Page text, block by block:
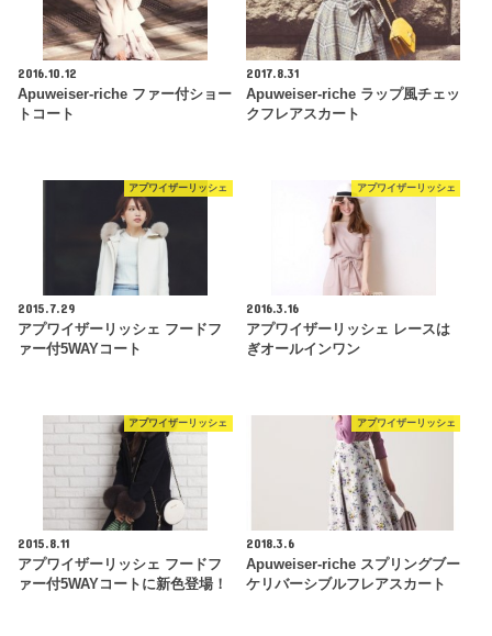
2016.10.12
Apuweiser-riche ファー付ショー
トコート
2017.8.31
Apuweiser-riche ラップ風チェッ
クフレアスカート
アプワイザーリッシェ
2015.7.29
アプワイザーリッシェ フードフ
ァー付5WAYコート
アプワイザーリッシェ
2016.3.16
アプワイザーリッシェ レースは
ぎオールインワン
アプワイザーリッシェ
2015.8.11
アプワイザーリッシェ フードフ
ァー付5WAYコートに新色登場！
アプワイザーリッシェ
2018.3.6
Apuweiser-riche スプリングブー
ケリバーシブルフレアスカート